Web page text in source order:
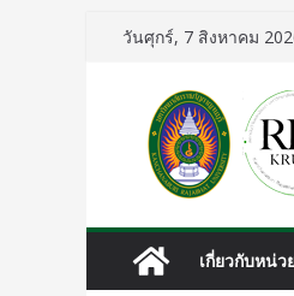
วันศุกร์, 7 สิงหาคม
เกี่ยวกับหน่ว